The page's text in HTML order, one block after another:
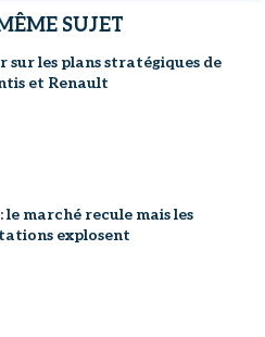
SUJET
sur les plans stratégiques de
et Renault
le marché recule mais les
explosent